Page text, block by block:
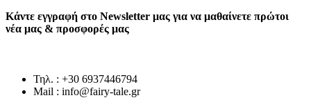
Κάντε εγγραφή στο Newsletter μας για να μαθαίνετε πρώτοι
νέα μας & προσφορές μας
Τηλ. : +30 6937446794
Mail : info@fairy-tale.gr